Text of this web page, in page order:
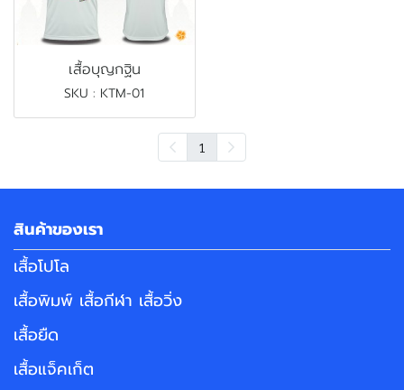
เสื้อบุญกฐิน
SKU : KTM-01
1
สินค้าของเรา
เสื้อโปโล
เสื้อพิมพ์ เสื้อกีฬา เสื้อวิ่ง
เสื้อยืด
เสื้อแจ็คเก็ต